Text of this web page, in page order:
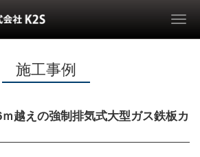
施工事例
越えの強制排気式大型ガス鉄板カ